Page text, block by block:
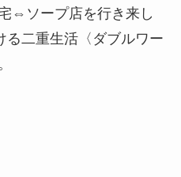
⇔ソープ店を行き来し
る二重生活〈ダブルワー